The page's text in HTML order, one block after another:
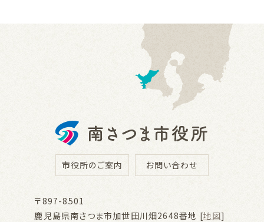
市役所のご案内 お問い合わせ
〒897-8501
鹿児島県南さつま市加世田川畑2648番地 [地図]